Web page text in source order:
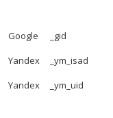
Google
_gid
Yandex
_ym_isad
Yandex
_ym_uid